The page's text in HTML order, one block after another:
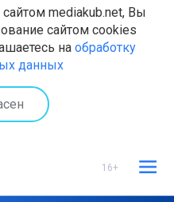
mediakub.net, Вы
сайтом cookies
на обработку
данных
16+